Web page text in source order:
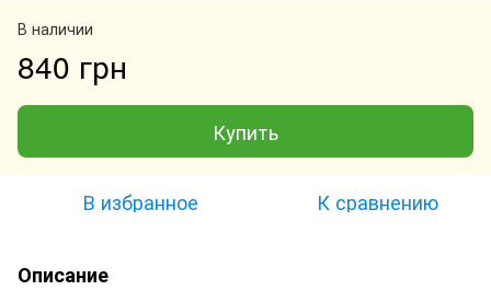
В наличии
840 грн
Купить
В избранное К сравнению
Описание